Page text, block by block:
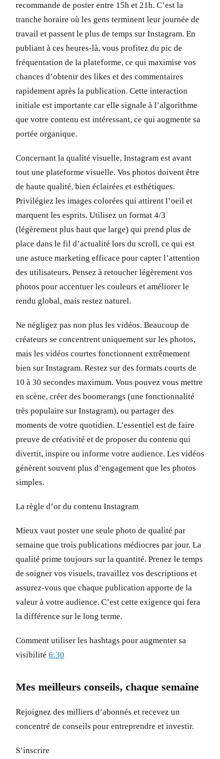
recommande de poster entre 15h et 21h. C’est la
tranche horaire où les gens terminent leur journée de
travail et passent le plus de temps sur Instagram. En
publiant à ces heures-là, vous profitez du pic de
fréquentation de la plateforme, ce qui maximise vos
chances d’obtenir des likes et des commentaires
rapidement après la publication. Cette interaction
initiale est importante car elle signale à l’algorithme
que votre contenu est intéressant, ce qui augmente sa
portée organique.
Concernant la qualité visuelle, Instagram est avant
tout une plateforme visuelle. Vos photos doivent être
de haute qualité, bien éclairées et esthétiques.
Privilégiez les images colorées qui attirent l’oeil et
marquent les esprits. Utilisez un format 4/3
(légèrement plus haut que large) qui prend plus de
place dans le fil d’actualité lors du scroll, ce qui est
une astuce marketing efficace pour capter l’attention
des utilisateurs. Pensez à retoucher légèrement vos
photos pour accentuer les couleurs et améliorer le
rendu global, mais restez naturel.
Ne négligez pas non plus les vidéos. Beaucoup de
créateurs se concentrent uniquement sur les photos,
mais les vidéos courtes fonctionnent extrêmement
bien sur Instagram. Restez sur des formats courts de
10 à 30 secondes maximum. Vous pouvez vous mettre
en scène, créer des boomerangs (une fonctionnalité
très populaire sur Instagram), ou partager des
moments de votre quotidien. L’essentiel est de faire
preuve de créativité et de proposer du contenu qui
divertit, inspire ou informe votre audience. Les vidéos
génèrent souvent plus d’engagement que les photos
simples.
La règle d’or du contenu Instagram
Mieux vaut poster une seule photo de qualité par
semaine que trois publications médiocres par jour. La
qualité prime toujours sur la quantité. Prenez le temps
de soigner vos visuels, travaillez vos descriptions et
assurez-vous que chaque publication apporte de la
valeur à votre audience. C’est cette exigence qui fera
la différence sur le long terme.
Comment utiliser les hashtags pour augmenter sa
visibilité 6:30
Mes meilleurs conseils, chaque semaine
Rejoignez des milliers d’abonnés et recevez un
concentré de conseils pour entreprendre et investir.
S’inscrire